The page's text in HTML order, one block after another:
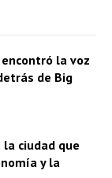
encontró la voz
de Big
ciudad que
y la